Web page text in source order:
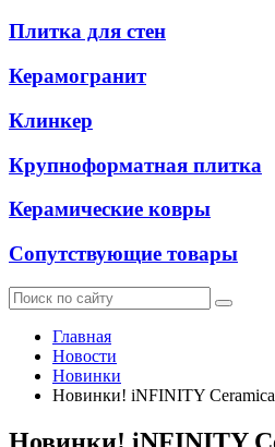
Плитка для стен
Керамогранит
Клинкер
Крупноформатная плитка
Керамические ковры
Сопутствующие товары
Главная
Новости
Новинки
Новинки! iNFINITY
Новинки! iNFINITY